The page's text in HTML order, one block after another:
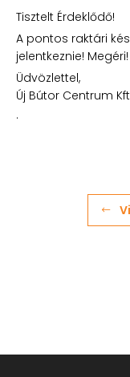
Tisztelt Érdeklődő!
A pontos raktári
jelentkeznie! Megéri!
Üdvözlettel,
Új Bútor Centrum Kft
.